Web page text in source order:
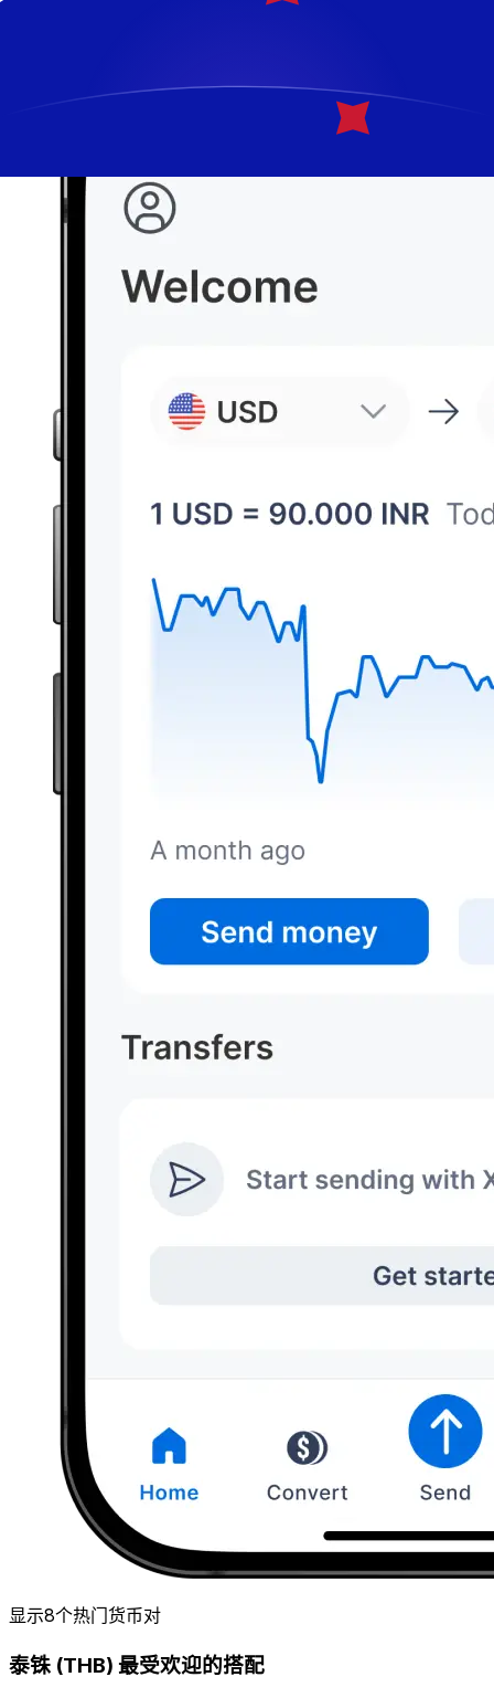
显示8个热门货币对
泰铢 (THB) 最受欢迎的搭配